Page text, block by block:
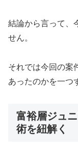
結論から言って、
せん。
それでは今回の案
あったのかを一つ
富裕層ジュ
術を紐解く